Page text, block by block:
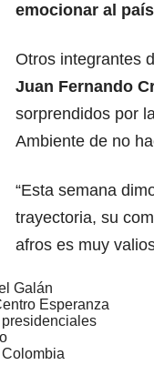
emocionar al
Otros integrantes
Juan Fernando
sorprendidos por
Ambiente de no
“Esta semana
trayectoria, su
afros es muy
Galán
Esperanza